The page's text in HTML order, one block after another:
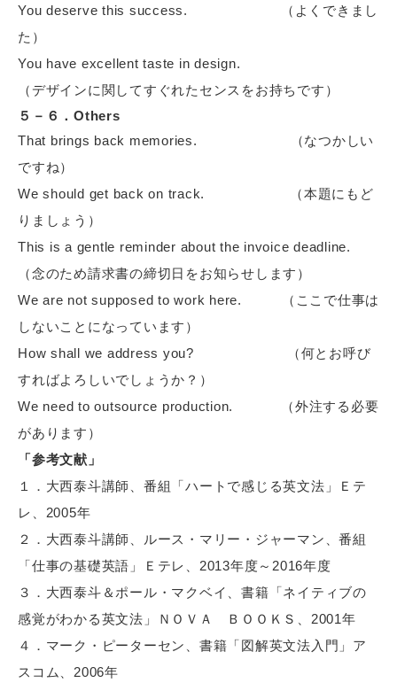
You deserve this success.
（よくできまし
た）
You have excellent taste in design.
（デザインに関してすぐれたセンスをお持ちです）
５－６．Others
That brings back memories.
（なつかしい
ですね）
We should get back on track.
（本題にもど
りましょう）
This is a gentle reminder about the invoice deadline.
（念のため請求書の締切日をお知らせします）
We are not supposed to work here.
（ここで仕事は
しないことになっています）
How shall we address you?
（何とお呼び
すればよろしいでしょうか？）
We need to outsource production.
（外注する必要
があります）
「参考文献」
１．大西泰斗講師、番組「ハートで感じる英文法」Ｅテ
レ、2005年
２．大西泰斗講師、ルース・マリー・ジャーマン、番組
「仕事の基礎英語」Ｅテレ、2013年度～2016年度
３．大西泰斗＆ポール・マクベイ、書籍「ネイティブの
感覚がわかる英文法」ＮＯＶＡ ＢＯＯＫＳ、2001年
４．マーク・ピーターセン、書籍「図解英文法入門」ア
スコム、2006年